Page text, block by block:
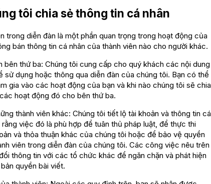
tôi chia sẻ thông tin cá nhân
trong diễn đàn là một phần quan trọng trong hoạt động của
bán thông tin cá nhân của thành viên nào cho người khác.
thứ ba: Chúng tôi cung cấp cho quý khách các nội dung
sử dụng hoặc thông qua diễn đàn của chúng tôi. Bạn có thể
gia vào các hoạt động của bạn và khi nào chúng tôi sẽ chia
hoạt động đó cho bên thứ ba.
thành viên khác: Chúng tôi tiết lộ tài khoản và thông tin cá
việc đó là phù hợp để tuân thủ pháp luật, để thực thi
và thỏa thuận khác của chúng tôi hoặc để bảo vệ quyền
viên trong diễn đàn của chúng tôi. Các công việc nêu trên
thông tin với các tổ chức khác để ngăn chặn và phát hiện
quyền bài viết.